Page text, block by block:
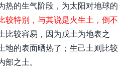
热的生气阶段，为太阳对地球的
较特别，与其说是火生土，倒不
比较容易，因为戊土为地表之
地的表面晒热了；生己土则比较
之土。